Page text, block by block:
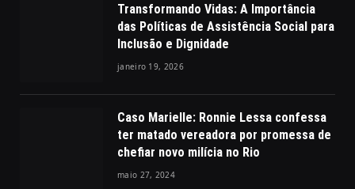
Transformando Vidas: A Importância
das Políticas de Assistência Social para
Inclusão e Dignidade
janeiro 19, 2026
Caso Marielle: Ronnie Lessa confessa
ter matado vereadora por promessa de
chefiar novo milícia no Rio
maio 27, 2024